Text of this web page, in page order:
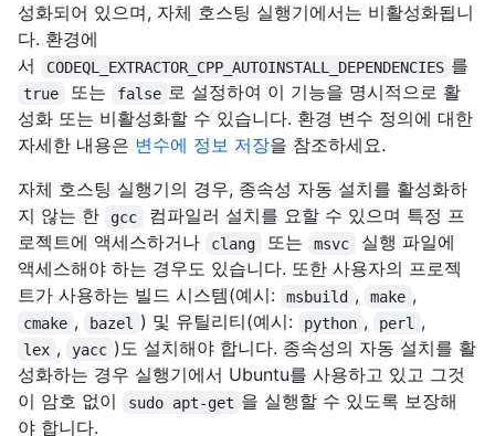
성화되어 있으며, 자체 호스팅 실행기에서는 비활성화됩니
다. 환경에
서
CODEQL_EXTRACTOR_CPP_AUTOINSTALL_DEPENDENCIES 를
true 또는 false 로 설정하여 이 기능을 명시적으로 활
성화 또는 비활성화할 수 있습니다. 환경 변수 정의에 대한
자세한 내용은 변수에 정보 저장을 참조하세요.
자체 호스팅 실행기의 경우, 종속성 자동 설치를 활성화하
지 않는 한
gcc
컴파일러 설치를 요할 수 있으며 특정 프
로젝트에 액세스하거나
clang 또는 msvc
실행 파일에
액세스해야 하는 경우도 있습니다. 또한 사용자의 프로젝
트가 사용하는 빌드 시스템(예시:
msbuild , make ,
cmake , bazel ) 및 유틸리티(예시: python , perl ,
lex , yacc )도 설치해야 합니다. 종속성의 자동 설치를 활
성화하는 경우 실행기에서 Ubuntu를 사용하고 있고 그것
이 암호 없이
sudo apt-get 을 실행할 수 있도록 보장해
야 합니다.